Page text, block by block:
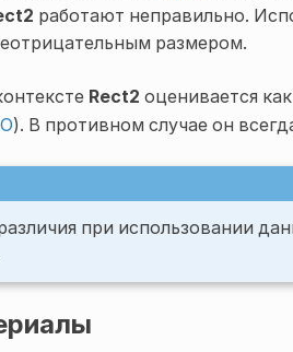
работают неправильно.
размером.
Rect2 оценивается
). В противном случае он
при использовании